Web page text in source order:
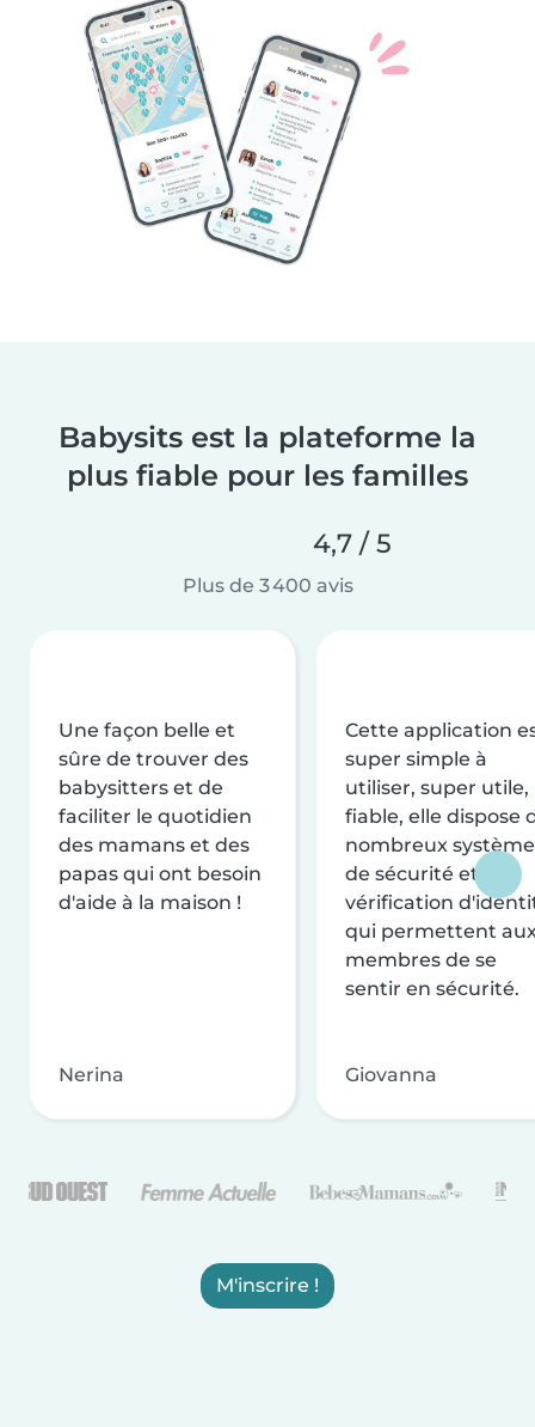
Babysits est la plateforme la
plus fiable pour les familles
4,7 / 5
Plus de 3 400 avis
Une façon belle et
sûre de trouver des
babysitters et de
faciliter le quotidien
des mamans et des
papas qui ont besoin
d'aide à la maison !
Nerina
Cette application
super simple à
utiliser, super utile,
fiable, elle dispose
nombreux
de sécurité et de
vérification
qui permettent
membres de se
sentir en sécurité.
Giovanna
M'inscrire !